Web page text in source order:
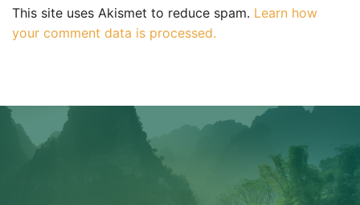
This site uses Akismet to reduce spam. Learn how
your comment data is processed.